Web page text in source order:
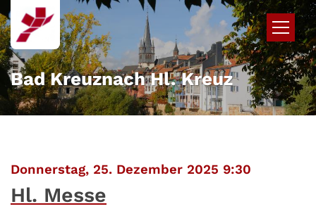
Zum Inhalt springen
Bad Kreuznach Hl. Kreuz
Donnerstag, 25. Dezember 2025 9:30
Hl. Messe